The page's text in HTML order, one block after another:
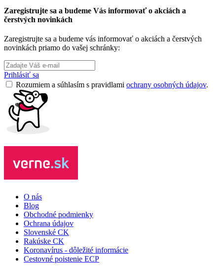
Zaregistrujte sa a budeme Vás informovať o akciách a
čerstvých novinkách
Zaregistrujte sa a budeme vás informovať o akciách a čerstvých
novinkách priamo do vašej schránky:
Prihlásiť sa
Rozumiem a súhlasím s pravidlami ochrany osobných údajov.
O nás
Blog
Obchodné podmienky
Ochrana údajov
Slovenské CK
Rakúske CK
Koronavírus - dôležité informácie
Cestovné poistenie ECP